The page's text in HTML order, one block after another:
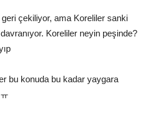
geri çekiliyor, ama Koreliler sanki
Koreliler neyin peşinde?
bu konuda bu kadar yaygara